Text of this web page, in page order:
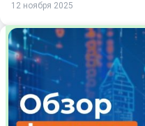
12 ноября 2025